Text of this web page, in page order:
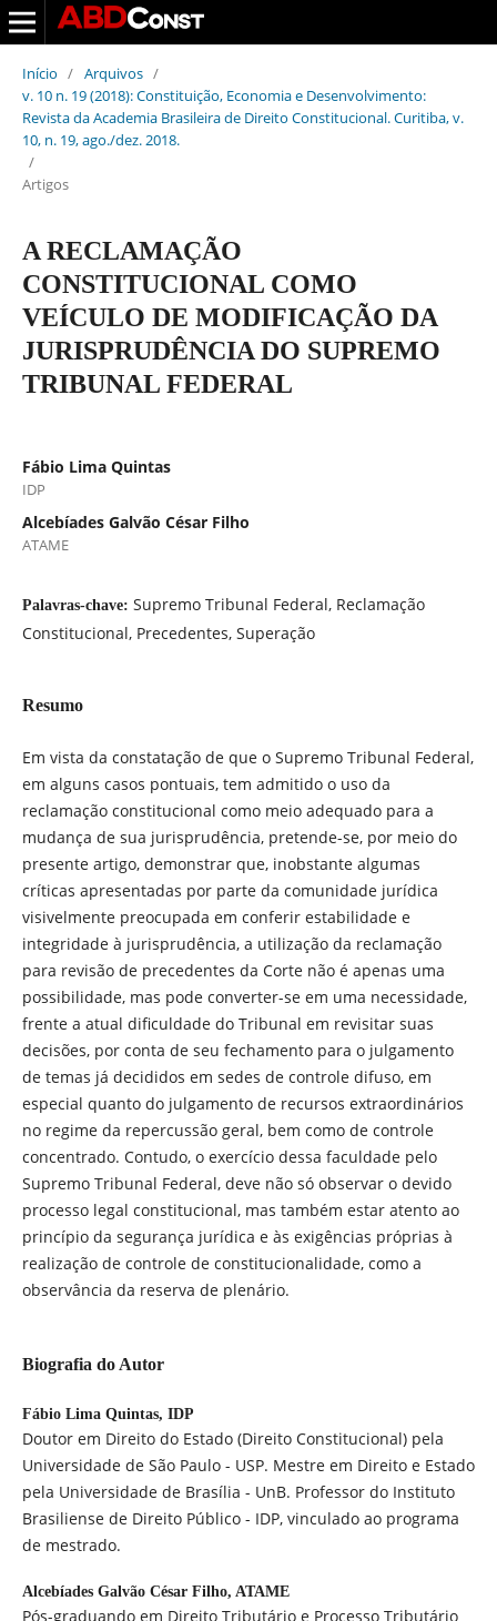
Início / Arquivos /
v. 10 n. 19 (2018): Constituição, Economia e Desenvolvimento:
Revista da Academia Brasileira de Direito Constitucional. Curitiba, v.
10, n. 19, ago./dez. 2018.
/
Artigos
A RECLAMAÇÃO
CONSTITUCIONAL COMO
VEÍCULO DE MODIFICAÇÃO DA
JURISPRUDÊNCIA DO SUPREMO
TRIBUNAL FEDERAL
Fábio Lima Quintas
IDP
Alcebíades Galvão César Filho
ATAME
Palavras-chave: Supremo Tribunal Federal, Reclamação
Constitucional, Precedentes, Superação
Resumo
Em vista da constatação de que o Supremo Tribunal Federal,
em alguns casos pontuais, tem admitido o uso da
reclamação constitucional como meio adequado para a
mudança de sua jurisprudência, pretende-se, por meio do
presente artigo, demonstrar que, inobstante algumas
críticas apresentadas por parte da comunidade jurídica
visivelmente preocupada em conferir estabilidade e
integridade à jurisprudência, a utilização da reclamação
para revisão de precedentes da Corte não é apenas uma
possibilidade, mas pode converter-se em uma necessidade,
frente a atual dificuldade do Tribunal em revisitar suas
decisões, por conta de seu fechamento para o julgamento
de temas já decididos em sedes de controle difuso, em
especial quanto do julgamento de recursos extraordinários
no regime da repercussão geral, bem como de controle
concentrado. Contudo, o exercício dessa faculdade pelo
Supremo Tribunal Federal, deve não só observar o devido
processo legal constitucional, mas também estar atento ao
princípio da segurança jurídica e às exigências próprias à
realização de controle de constitucionalidade, como a
observância da reserva de plenário.
Biografia do Autor
Fábio Lima Quintas, IDP
Doutor em Direito do Estado (Direito Constitucional) pela
Universidade de São Paulo - USP. Mestre em Direito e Estado
pela Universidade de Brasília - UnB. Professor do Instituto
Brasiliense de Direito Público - IDP, vinculado ao programa
de mestrado.
Alcebíades Galvão César Filho, ATAME
Pós-graduando em Direito Tributário e Processo Tributário